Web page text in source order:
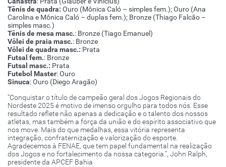
Tênis de quadra: Ouro (Mônica Caló – simples fem.); Ouro (Ana
Carolina e Mônica Caló – duplas fem.); Bronze (Thiago Falcão –
simples masc.)
Tênis de mesa masc.: Bronze (Tiago Emanuel)
Vôlei de praia masc.: Bronze
Vôlei de quadra masc.: Prata
Futsal fem.: Bronze
Futsal masc.: Prata
Futebol Master: Ouro
Sinuca: Ouro (Diego Aragão)
“Conquistar o título de campeão geral dos Jogos Regionais do
Nordeste 2025 é motivo de imenso orgulho para todos nós. Esse
resultado reflete não apenas a dedicação e o talento dos nossos
atletas, mas também a força da união e do espírito associativo que
nos move. Mais do que medalhas, essa vitória representa
integração, confraternização e valorização do esporte.
Agradecemos à FENAE, que tem papel fundamental na realização
dos Jogos e no fortalecimento da nossa categoria.”, John Ralph,
presidente da APCEF Bahia